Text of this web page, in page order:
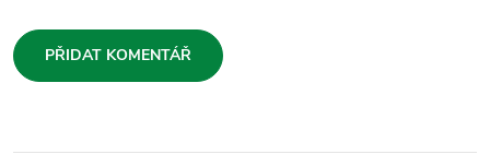
PŘIDAT KOMENTÁŘ